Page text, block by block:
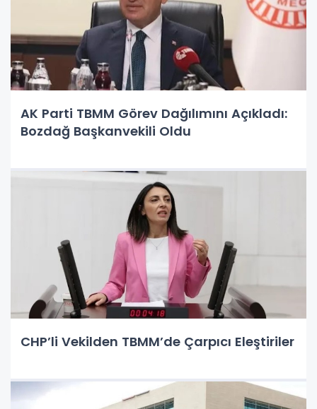
AK Parti TBMM Görev Dağılımını Açıkladı:
Bozdağ Başkanvekili Oldu
CHP’li Vekilden TBMM’de Çarpıcı Eleştiriler